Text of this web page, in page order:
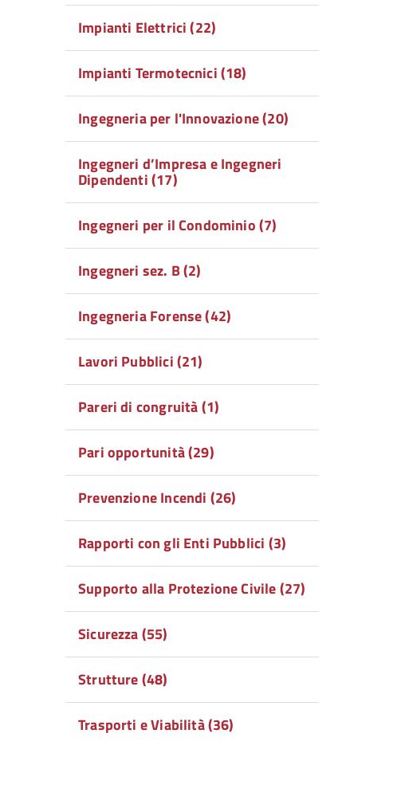
Impianti Elettrici (22)
Impianti Termotecnici (18)
Ingegneria per l'Innovazione (20)
Ingegneri d’Impresa e Ingegneri
Dipendenti (17)
Ingegneri per il Condominio (7)
Ingegneri sez. B (2)
Ingegneria Forense (42)
Lavori Pubblici (21)
Pareri di congruità (1)
Pari opportunità (29)
Prevenzione Incendi (26)
Rapporti con gli Enti Pubblici (3)
Supporto alla Protezione Civile (27)
Sicurezza (55)
Strutture (48)
Trasporti e Viabilità (36)